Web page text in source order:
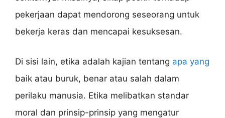
pekerjaan dapat mendorong seseorang untuk
bekerja keras dan mencapai kesuksesan.
Di sisi lain, etika adalah kajian tentang apa yang
baik atau buruk, benar atau salah dalam
perilaku manusia. Etika melibatkan standar
moral dan prinsip-prinsip yang mengatur